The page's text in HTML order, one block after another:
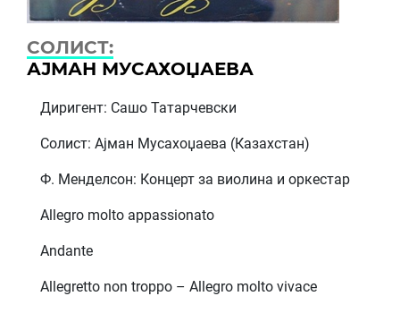
СОЛИСТ:
АЈМАН МУСАХОЏАЕВА
Диригент: Сашо Татарчевски
Солист: Ајман Мусахоџаева (Казахстан)
Ф. Менделсон: Концерт за виолина и оркестар
Allegro molto appassionato
Andante
Allegretto non troppo – Allegro molto vivace